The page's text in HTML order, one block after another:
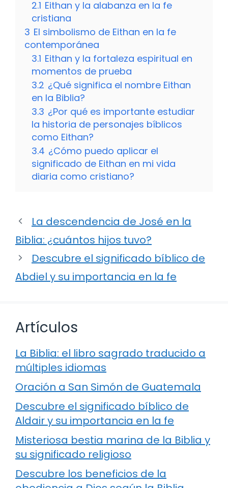
2.1 Eithan y la alabanza en la fe
cristiana
3 El simbolismo de Eithan en la fe
contemporánea
3.1 Eithan y la fortaleza espiritual en
momentos de prueba
3.2 ¿Qué significa el nombre Eithan
en la Biblia?
3.3 ¿Por qué es importante estudiar
la historia de personajes bíblicos
como Eithan?
3.4 ¿Cómo puedo aplicar el
significado de Eithan en mi vida
diaria como cristiano?
La descendencia de José en la
Biblia: ¿cuántos hijos tuvo?
Descubre el significado bíblico de
Abdiel y su importancia en la fe
Artículos
La Biblia: el libro sagrado traducido a
múltiples idiomas
Oración a San Simón de Guatemala
Descubre el significado bíblico de
Aldair y su importancia en la fe
Misteriosa bestia marina de la Biblia y
su significado religioso
Descubre los beneficios de la